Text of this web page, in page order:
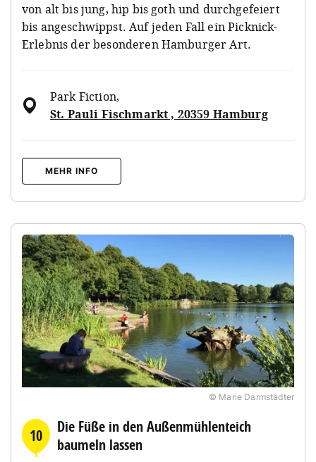
von alt bis jung, hip bis goth und durchgefeiert
bis angeschwippst. Auf jeden Fall ein Picknick-
Erlebnis der besonderen Hamburger Art.
Park Fiction,
St. Pauli Fischmarkt , 20359 Hamburg
MEHR INFO
© Marie Darmstädter
10
Die Füße in den Außenmühlenteich
baumeln lassen